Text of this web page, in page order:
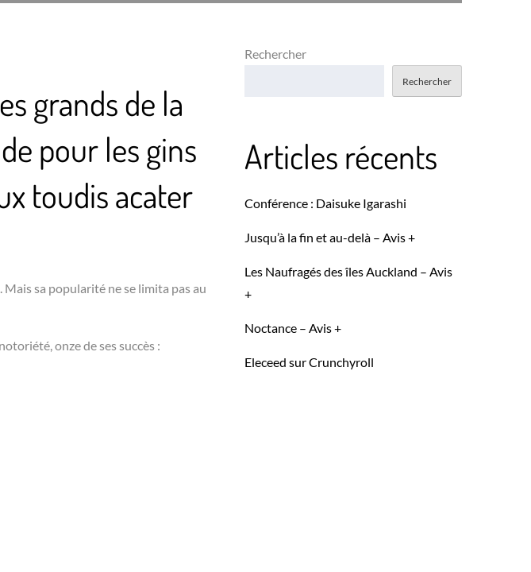
grands de la
pour les gins
toudis acater
sa popularité ne se limita pas au
onze de ses succès :
Rechercher
Rechercher
Articles récents
Conférence : Daisuke Igarashi
Jusqu’à la fin et au-delà – Avis +
Les Naufragés des îles Auckland – Avis
+
Noctance – Avis +
Eleceed sur Crunchyroll